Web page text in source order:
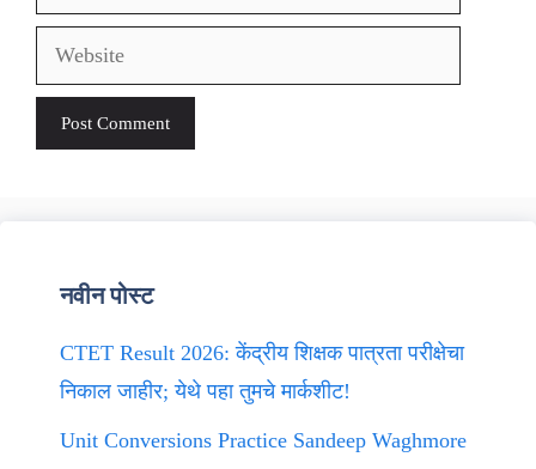
Website
नवीन पोस्ट
CTET Result 2026: केंद्रीय शिक्षक पात्रता परीक्षेचा
निकाल जाहीर; येथे पहा तुमचे मार्कशीट!
Unit Conversions Practice Sandeep Waghmore